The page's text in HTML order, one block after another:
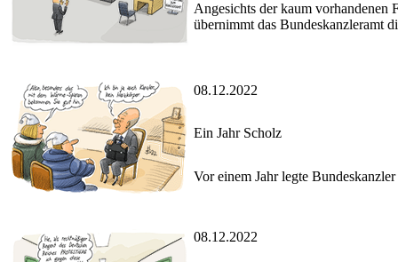
Angesichts der kaum vorhandenen
übernimmt das Bundeskanzleramt
08.12.2022
Ein Jahr Scholz
Vor einem Jahr legte
08.12.2022